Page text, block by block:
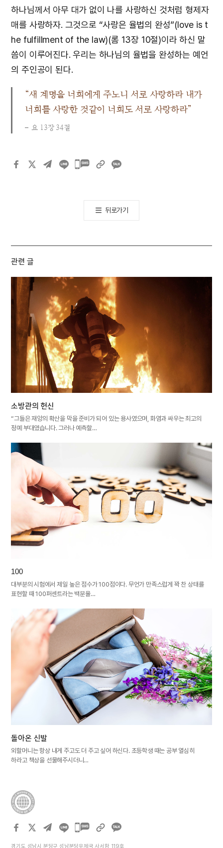
하나님께서 아무 대가 없이 나를 사랑하신 것처럼 형제자
매를 사랑하자. 그것으로 “사랑은 율법의 완성”(love is t
he fulfillment of the law)(롬 13장 10절)이라 하신 말
씀이 이루어진다. 우리는 하나님의 율법을 완성하는 예언
의 주인공이 된다.
“새 계명을 너희에게 주노니 서로 사랑하라 내가
너희를 사랑한 것같이 너희도 서로 사랑하라”
요 13장 34절
카카오톡
뒤로가기
관련 글
소방관의 헌신
“그들은 재앙의 확산을 막을 준비가 되어 있는 용사였으며, 화염과 싸우는 최고의
정예 부대였습니다. 그러나 예측할…
100
대부분의 시험에서 제일 높은 점수가 100점이다. 무언가 만족스럽게 꽉 찬 상태를
표현할 때 100퍼센트라는 백분율…
돌아온 신발
외할머니는 항상 내게 주고도 더 주고 싶어 하신다. 초등학생 때는 공부 열심히
하라고 책상을 선물해주시더니…
카카오톡
경기도 성남시 분당구 성남분당우체국 사서함 119호